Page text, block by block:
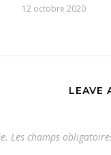
12 octobre 2020
LEAVE
Les champs